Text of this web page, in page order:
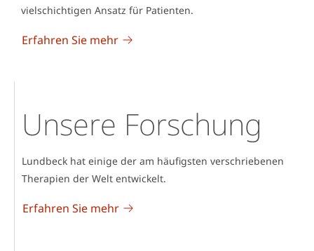
vielschichtigen Ansatz für Patienten.
Erfahren Sie mehr
Unsere Forschung
Lundbeck hat einige der am häufigsten verschriebenen
Therapien der Welt entwickelt.
Erfahren Sie mehr